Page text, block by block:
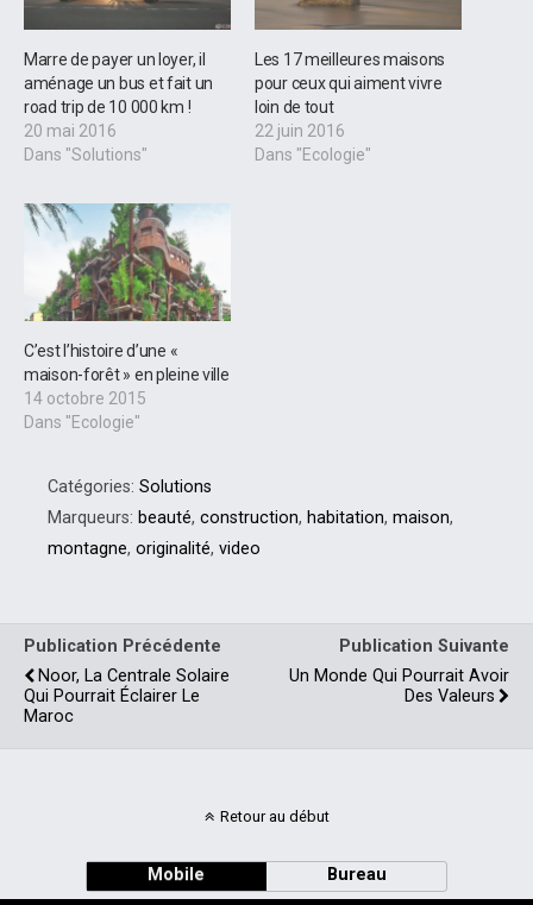
Marre de payer un loyer, il
aménage un bus et fait un
road trip de 10 000 km !
20 mai 2016
Dans "Solutions"
Les 17 meilleures maisons
pour ceux qui aiment vivre
loin de tout
22 juin 2016
Dans "Ecologie"
C’est l’histoire d’une «
maison-forêt » en pleine ville
14 octobre 2015
Dans "Ecologie"
Catégories: Solutions
Marqueurs: beauté, construction, habitation, maison,
montagne, originalité, video
Publication Précédente
Noor, La Centrale Solaire
Qui Pourrait Éclairer Le
Maroc
Publication Suivante
Un Monde Qui Pourrait Avoir
Des Valeurs
Retour au début
Mobile Bureau